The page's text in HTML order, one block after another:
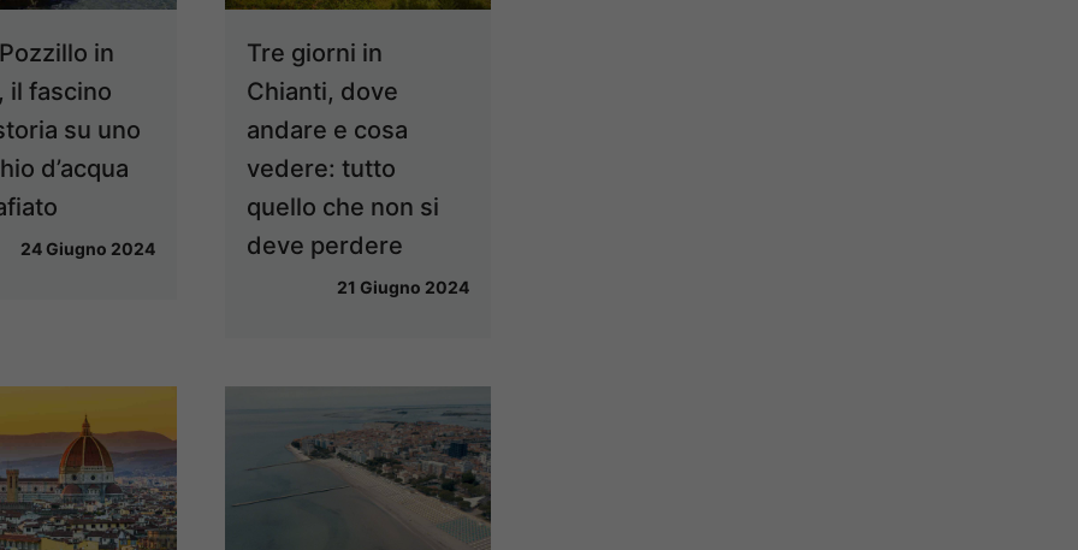
in
il fascino
su uno
d’acqua
24 Giugno 2024
Tre giorni in
Chianti, dove
andare e cosa
vedere: tutto
quello che non si
deve perdere
21 Giugno 2024